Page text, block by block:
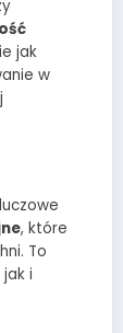
jak
w
, które
To
i